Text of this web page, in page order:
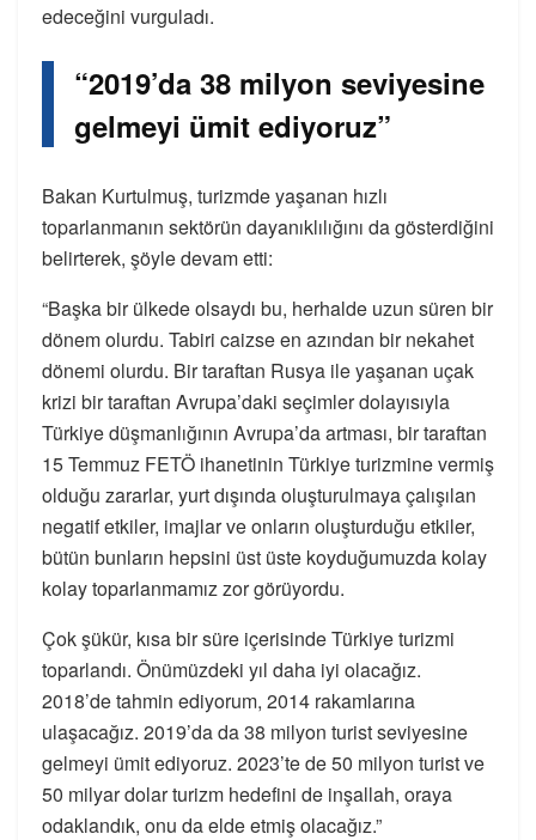
edeceğini vurguladı.
“2019’da 38 milyon seviyesine
gelmeyi ümit ediyoruz”
Bakan Kurtulmuş, turizmde yaşanan hızlı
toparlanmanın sektörün dayanıklılığını da gösterdiğini
belirterek, şöyle devam etti:
“Başka bir ülkede olsaydı bu, herhalde uzun süren bir
dönem olurdu. Tabiri caizse en azından bir nekahet
dönemi olurdu. Bir taraftan Rusya ile yaşanan uçak
krizi bir taraftan Avrupa’daki seçimler dolayısıyla
Türkiye düşmanlığının Avrupa’da artması, bir taraftan
15 Temmuz FETÖ ihanetinin Türkiye turizmine vermiş
olduğu zararlar, yurt dışında oluşturulmaya çalışılan
negatif etkiler, imajlar ve onların oluşturduğu etkiler,
bütün bunların hepsini üst üste koyduğumuzda kolay
kolay toparlanmamız zor görüyordu.
Çok şükür, kısa bir süre içerisinde Türkiye turizmi
toparlandı. Önümüzdeki yıl daha iyi olacağız.
2018’de tahmin ediyorum, 2014 rakamlarına
ulaşacağız. 2019’da da 38 milyon turist seviyesine
gelmeyi ümit ediyoruz. 2023’te de 50 milyon turist ve
50 milyar dolar turizm hedefini de inşallah, oraya
odaklandık, onu da elde etmiş olacağız.”